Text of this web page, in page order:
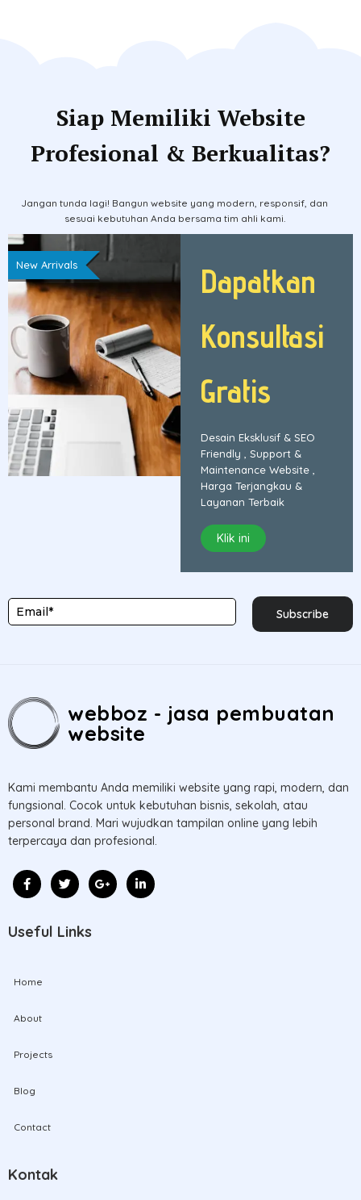
Siap Memiliki Website
Profesional & Berkualitas?
Jangan tunda lagi! Bangun website yang modern, responsif, dan
sesuai kebutuhan Anda bersama tim ahli kami.
New Arrivals
Dapatkan
Konsultasi
Gratis
Desain Eksklusif & SEO
Friendly , Support &
Maintenance Website ,
Harga Terjangkau &
Layanan Terbaik
Klik ini
Subscribe
webboz - jasa pembuatan
website
Kami membantu Anda memiliki website yang rapi, modern, dan
fungsional. Cocok untuk kebutuhan bisnis, sekolah, atau
personal brand. Mari wujudkan tampilan online yang lebih
terpercaya dan profesional.
Useful Links
Home
About
Projects
Blog
Contact
Kontak